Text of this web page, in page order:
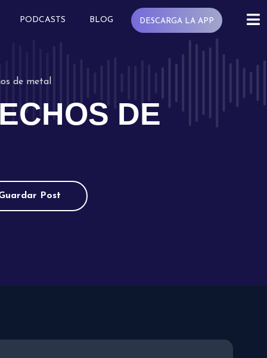
PODCASTS BLOG DESCARGA LA APP
de metal
DE
Post